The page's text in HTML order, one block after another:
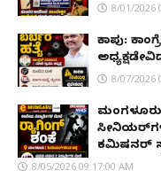
8/01/2026
ಕಾಪು:
8/07/2026
ಕಮಿಷನರ್
8/05/2026 09:17:00 AM